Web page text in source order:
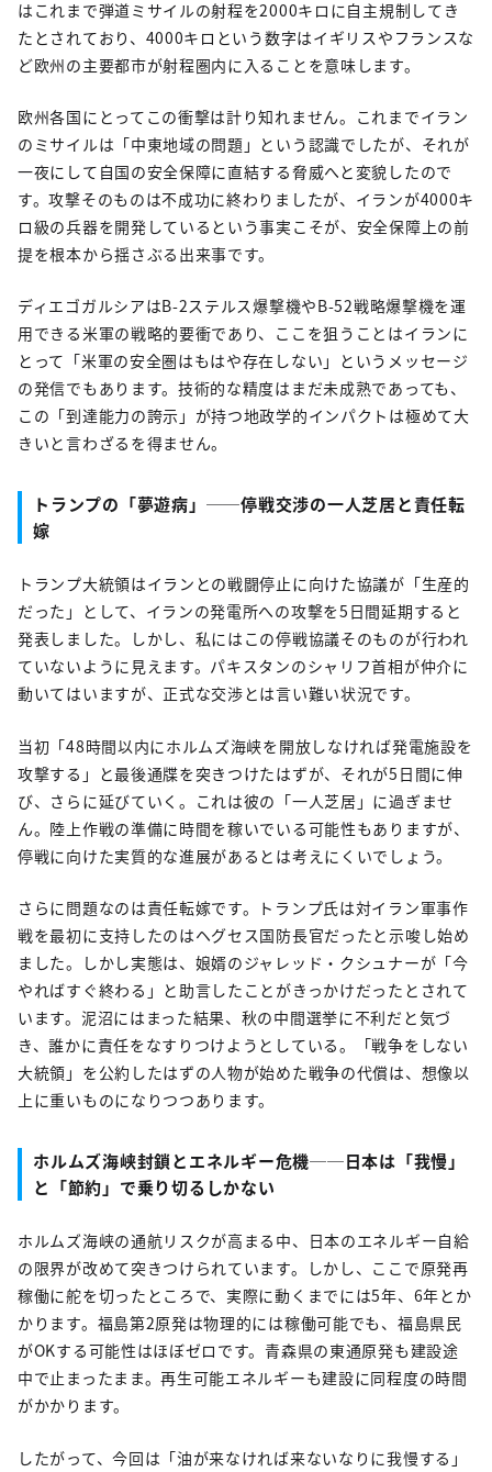
はこれまで弾道ミサイルの射程を2000キロに自主規制してき
たとされており、4000キロという数字はイギリスやフランスな
ど欧州の主要都市が射程圏内に入ることを意味します。
欧州各国にとってこの衝撃は計り知れません。これまでイラン
のミサイルは「中東地域の問題」という認識でしたが、それが
一夜にして自国の安全保障に直結する脅威へと変貌したので
す。攻撃そのものは不成功に終わりましたが、イランが4000キ
ロ級の兵器を開発しているという事実こそが、安全保障上の前
提を根本から揺さぶる出来事です。
ディエゴガルシアはB-2ステルス爆撃機やB-52戦略爆撃機を運
用できる米軍の戦略的要衝であり、ここを狙うことはイランに
とって「米軍の安全圏はもはや存在しない」というメッセージ
の発信でもあります。技術的な精度はまだ未成熟であっても、
この「到達能力の誇示」が持つ地政学的インパクトは極めて大
きいと言わざるを得ません。
トランプの「夢遊病」──停戦交渉の一人芝居と責任転
嫁
トランプ大統領はイランとの戦闘停止に向けた協議が「生産的
だった」として、イランの発電所への攻撃を5日間延期すると
発表しました。しかし、私にはこの停戦協議そのものが行われ
ていないように見えます。パキスタンのシャリフ首相が仲介に
動いてはいますが、正式な交渉とは言い難い状況です。
当初「48時間以内にホルムズ海峡を開放しなければ発電施設を
攻撃する」と最後通牒を突きつけたはずが、それが5日間に伸
び、さらに延びていく。これは彼の「一人芝居」に過ぎませ
ん。陸上作戦の準備に時間を稼いでいる可能性もありますが、
停戦に向けた実質的な進展があるとは考えにくいでしょう。
さらに問題なのは責任転嫁です。トランプ氏は対イラン軍事作
戦を最初に支持したのはヘグセス国防長官だったと示唆し始め
ました。しかし実態は、娘婿のジャレッド・クシュナーが「今
やればすぐ終わる」と助言したことがきっかけだったとされて
います。泥沼にはまった結果、秋の中間選挙に不利だと気づ
き、誰かに責任をなすりつけようとしている。「戦争をしない
大統領」を公約したはずの人物が始めた戦争の代償は、想像以
上に重いものになりつつあります。
ホルムズ海峡封鎖とエネルギー危機──日本は「我慢」
と「節約」で乗り切るしかない
ホルムズ海峡の通航リスクが高まる中、日本のエネルギー自給
の限界が改めて突きつけられています。しかし、ここで原発再
稼働に舵を切ったところで、実際に動くまでには5年、6年とか
かります。福島第2原発は物理的には稼働可能でも、福島県民
がOKする可能性はほぼゼロです。青森県の東通原発も建設途
中で止まったまま。再生可能エネルギーも建設に同程度の時間
がかかります。
したがって、今回は「油が来なければ来ないなりに我慢する」